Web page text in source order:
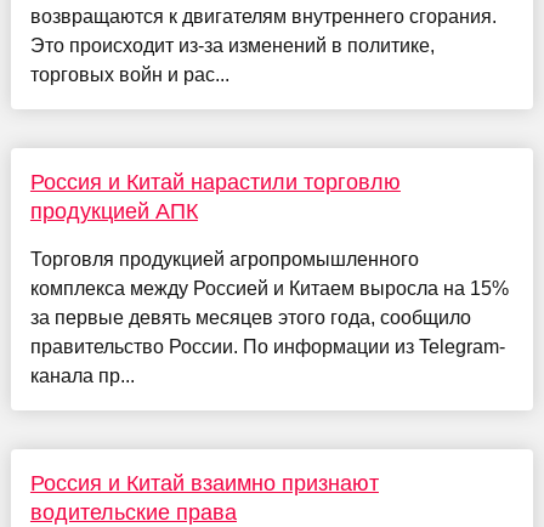
возвращаются к двигателям внутреннего сгорания.
Это происходит из-за изменений в политике,
торговых войн и рас...
Россия и Китай нарастили торговлю
продукцией АПК
Торговля продукцией агропромышленного
комплекса между Россией и Китаем выросла на 15%
за первые девять месяцев этого года, сообщило
правительство России. По информации из Telegram-
канала пр...
Россия и Китай взаимно признают
водительские права